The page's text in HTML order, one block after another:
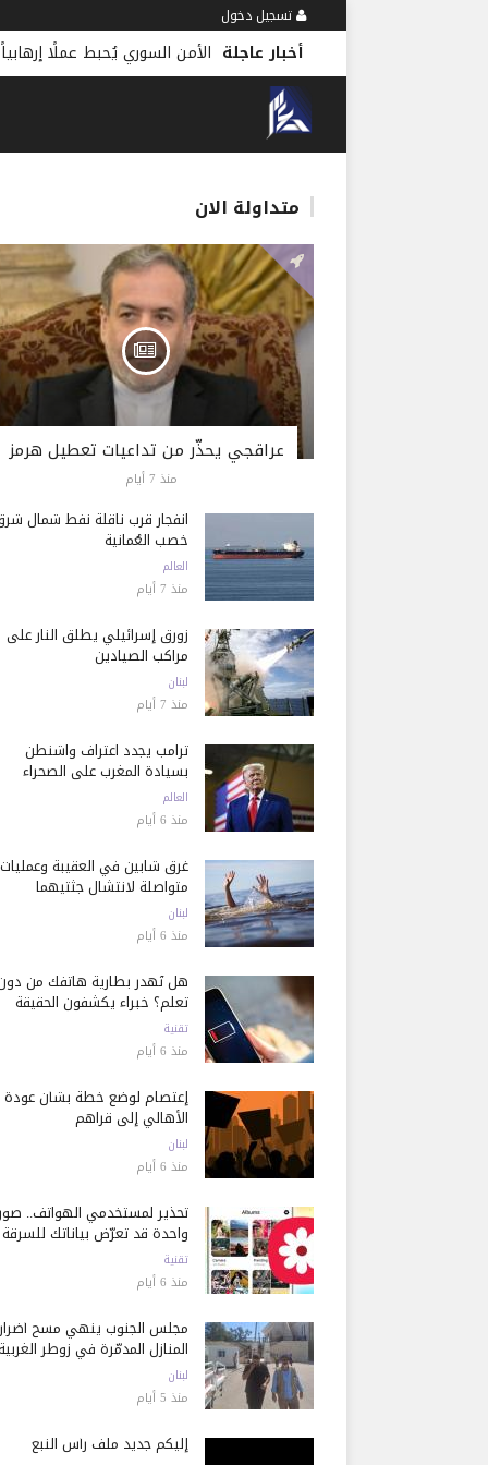
تسجيل دخول
أخبار عاجلة الأمن السوري يُحبط عملًا
متداولة الان
عراقجي يحذّر من تداعيات تعطيل هرمز
منذ 7 أيام
انفجار قرب ناقلة نفط شمال
خصب العُمانية
العالم
منذ 7 أيام
زورق إسرائيلي يطلق النار على
مراكب الصيادين
لبنان
منذ 7 أيام
ترامب يجدد اعتراف واشنطن
بسيادة المغرب على الصحراء
العالم
منذ 6 أيام
غرق شابين في العقيبة وعمليات
متواصلة لانتشال جثتيهما
لبنان
منذ 6 أيام
هل تُهدر بطارية هاتفك من
تعلم؟ خبراء يكشفون الحقيقة
تقنية
منذ 6 أيام
إعتصام لوضع خطة بشأن عودة
الأهالي إلى قراهم
لبنان
منذ 6 أيام
تحذير لمستخدمي الهواتف..
واحدة قد تعرّض بياناتك للسرقة
تقنية
منذ 6 أيام
مجلس الجنوب ينهي مسح أضرار
المنازل المدمّرة في زوطر الغربية
لبنان
منذ 5 أيام
إليكم جديد ملف رأس النبع